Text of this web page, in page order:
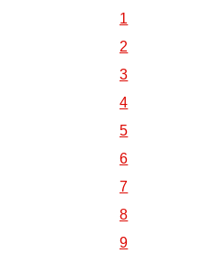
1
2
3
4
5
6
7
8
9